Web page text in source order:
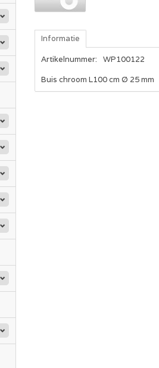
Informatie
Artikelnummer:
WP100122
Buis chroom L100 cm Ø 25 mm